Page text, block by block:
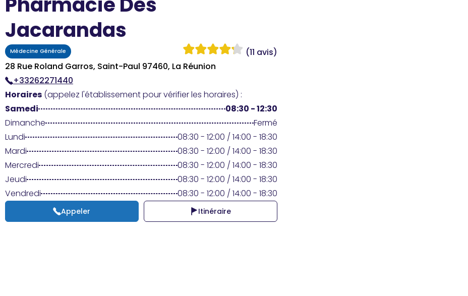
Jacarandas
Médecine Générale
(11 avis)
28 Rue Roland Garros, Saint-Paul 97460, La Réunion
+33262271440
Horaires (appelez l'établissement pour vérifier les horaires) :
Samedi
08:30 - 12:30
Dimanche
Fermé
Lundi
08:30 - 12:00 / 14:00 - 18:30
Mardi
08:30 - 12:00 / 14:00 - 18:30
Mercredi
08:30 - 12:00 / 14:00 - 18:30
Jeudi
08:30 - 12:00 / 14:00 - 18:30
Vendredi
08:30 - 12:00 / 14:00 - 18:30
Appeler Itinéraire